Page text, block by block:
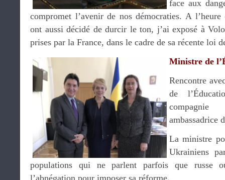
face aux
compromet l’avenir de nos démocraties. A l’heure
ont aussi décidé de durcir le ton, j’ai exposé à
prises par la France, dans le cadre de sa récente loi
Ministre de
Rencontre
de
ambassadrice
La ministre
Ukrainiens
populations qui ne parlent parfois que
l’abnégation pour imposer sa réforme.